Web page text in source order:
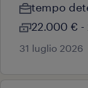
tempo
22.000 €
31 luglio 2026